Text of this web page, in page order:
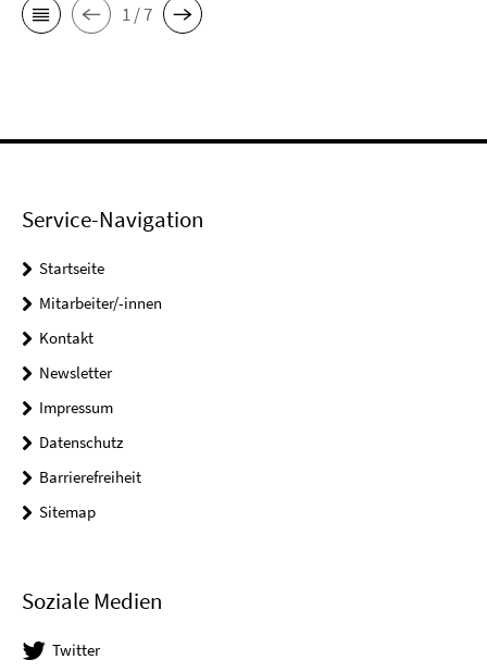
1 / 7
Service-Navigation
Startseite
Mitarbeiter/-innen
Kontakt
Newsletter
Impressum
Datenschutz
Barrierefreiheit
Sitemap
Soziale Medien
Twitter